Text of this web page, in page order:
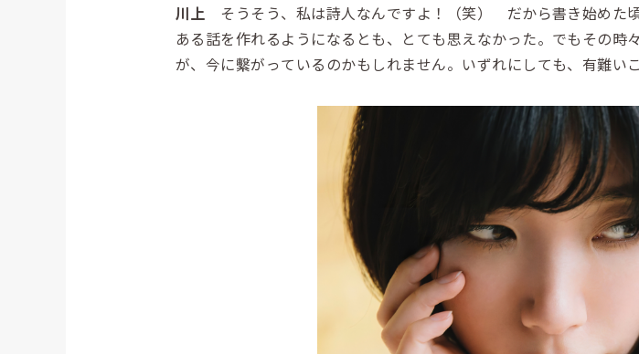
川上 そうそう、私は詩人なんですよ！（笑） だから書き始めた
ある話を作れるようになるとも、とても思えなかった。でもその
が、今に繫がっているのかもしれません。いずれにしても、有難いこ